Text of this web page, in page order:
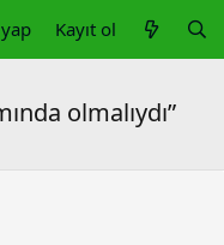
Kayıt ol
olmalıydı”